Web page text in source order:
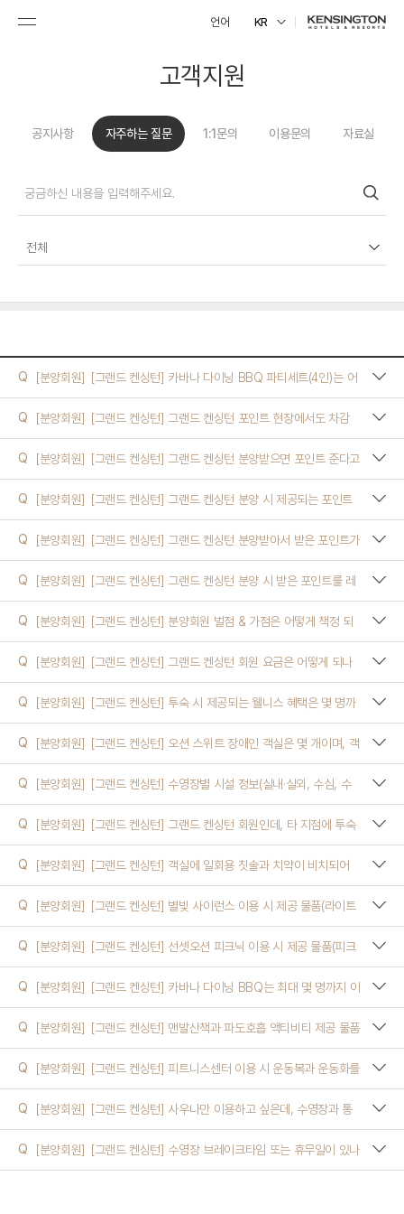
언어 KR
고객지원
공지사항 자주하는 질문 1:1문의 이용문의 자료실
전체
객실
켄싱턴 캐시
리조트(콘도)
기타
Q [분양회원] [그랜드 켄싱턴] 카바나 다이닝 BBQ 파티세트(4인)는 어
떻게 구성되어 있나요? 1인 추가 요금은 얼마인가요?
Q
[분양회원] [그랜드 켄싱턴] 그랜드 켄싱턴 포인트 현장에서도 차감
되나요? 꼭 예약할때 결정해야하나요?
Q
[분양회원] [그랜드 켄싱턴] 그랜드 켄싱턴 분양받으면 포인트 준다고
했는데 포인트가 얼마 였죠? 언제까지 지급 되나요?
Q
[분양회원] [그랜드 켄싱턴] 그랜드 켄싱턴 분양 시 제공되는 포인트
는 어떻게 받을 수 있나요?
Q
[분양회원] [그랜드 켄싱턴] 그랜드 켄싱턴 분양받아서 받은 포인트가
있는데, 사용기간은 어떻게 되나요?
Q
[분양회원] [그랜드 켄싱턴] 그랜드 켄싱턴 분양 시 받은 포인트를 레
스토랑에서도 사용할 수 있나요?
Q
[분양회원] [그랜드 켄싱턴] 분양회원 벌점 & 가점은 어떻게 책정 되
나요?
Q
[분양회원] [그랜드 켄싱턴] 그랜드 켄싱턴 회원 요금은 어떻게 되나
요?
Q
[분양회원] [그랜드 켄싱턴] 투숙 시 제공되는 웰니스 혜택은 몇 명까
지 무료로 이용할 수 있나요?
Q
[분양회원] [그랜드 켄싱턴] 오션 스위트 장애인 객실은 몇 개이며, 객
실 번호와 일반 객실과의 차이점은 무엇인가요?
Q
[분양회원] [그랜드 켄싱턴] 수영장별 시설 정보(실내·실외, 수심, 수
온, 어린이 전용풀, 온수풀)는 어떻게 되나요?
Q
[분양회원] [그랜드 켄싱턴] 그랜드 켄싱턴 회원인데, 타 지점에 투숙
하면서 피트니스센터만 이용할 수 있나요?
Q
[분양회원] [그랜드 켄싱턴] 객실에 일회용 칫솔과 치약이 비치되어
있나요? 없다면 구매할 수 있나요?
Q
[분양회원] [그랜드 켄싱턴] 별빛 사이런스 이용 시 제공 물품(라이트
F&B, 저조도 랜턴, 블랭킷)은 어디에서 받을 수 있나요?
Q
[분양회원] [그랜드 켄싱턴] 선셋오션 피크닉 이용 시 제공 물품(피크
닉 키트, 스낵, 음료)은 어디에서 받을 수 있나요?
Q
[분양회원] [그랜드 켄싱턴] 카바나 다이닝 BBQ는 최대 몇 명까지 이
용할 수 있나요?
Q
[분양회원] [그랜드 켄싱턴] 맨발산책과 파도호흡 액티비티 제공 물품
(타월, 생수, 맨발걷기 가이드)은 어디에서 받을 수 있나요?
Q
[분양회원] [그랜드 켄싱턴] 피트니스센터 이용 시 운동복과 운동화를
대여할 수 있나요?
Q
[분양회원] [그랜드 켄싱턴] 사우나만 이용하고 싶은데, 수영장과 통
합권으로만 구매해야 하나요?
Q
[분양회원] [그랜드 켄싱턴] 수영장 브레이크타임 또는 휴무일이 있나
요?